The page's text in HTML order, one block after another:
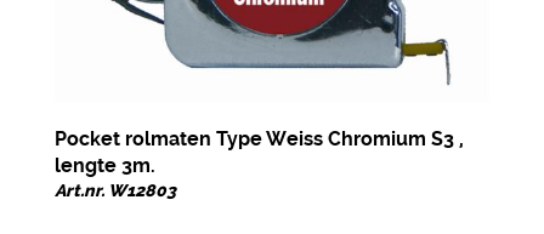
Pocket rolmaten Type Weiss Chromium S3 ,
lengte 3m.
Art.nr. W12803